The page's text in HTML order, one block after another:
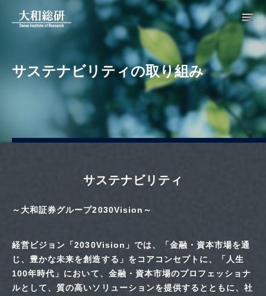
サステナビリティの取り組み
サステナビリティ
～大和証券グループ2030Vision～
経営ビジョン「2030Vision」では、「金融・資本市場を通
じ、豊かな未来を創造する」をコアコンセプトに、「人生
100年時代」において、金融・資本市場のプロフェッショナ
ルとして、質の高いソリューションを提供するとともに、社